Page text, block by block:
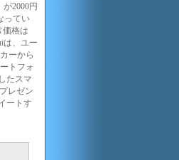
2000円
ってい
価格は
は、ユー
ーから
トフォ
たスマ
レゼン
ートす